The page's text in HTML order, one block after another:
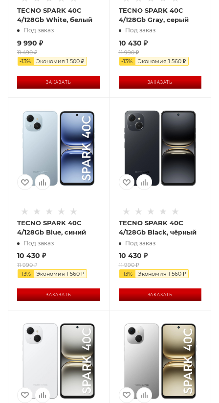
TECNO SPARK 40C
4/128Gb White, белый
Под заказ
9 990 ₽
11 490₽
-13% Экономия 1 500 ₽
ЗАКАЗАТЬ
TECNO SPARK 40C
4/128Gb Gray, серый
Под заказ
10 430 ₽
11 990₽
-13% Экономия 1 560₽
ЗАКАЗАТЬ
TECNO SPARK 40C
4/128Gb Blue, синий
Под заказ
10 430 ₽
11 990₽
-13% Экономия 1 560 ₽
ЗАКАЗАТЬ
TECNO SPARK 40C
4/128Gb Black, чёрный
Под заказ
10 430 ₽
11 990₽
-13% Экономия 1 560₽
ЗАКАЗАТЬ